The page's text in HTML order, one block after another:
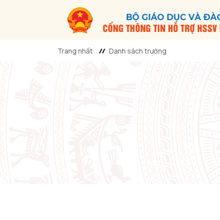
Trang nhất Danh sách trường